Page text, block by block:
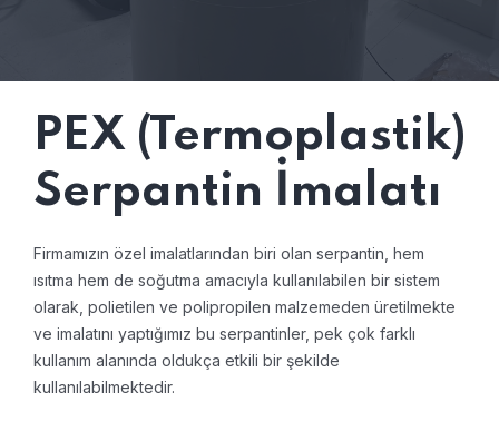
PEX (Termoplastik)
Serpantin İmalatı
Firmamızın özel imalatlarından biri olan serpantin, hem
ısıtma hem de soğutma amacıyla kullanılabilen bir sistem
olarak, polietilen ve polipropilen malzemeden üretilmekte
ve imalatını yaptığımız bu serpantinler, pek çok farklı
kullanım alanında oldukça etkili bir şekilde
kullanılabilmektedir.